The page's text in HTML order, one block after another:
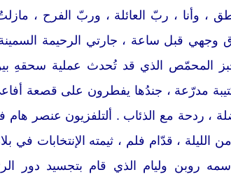
، وأنا ، ربّ العائلة ، وربّ الفرح ،
وجهي قبل ساعة ، جارتي الرحيمة
المحمّص الذي قد تُحدث عملية سحقهِ
مدرّعة ، جندُها يفطرون على قصعة
، ردحة مع الذئاب . ألتلفزيون عنصر
من الليلة ، قدّام فلم ، ثيمته الإنتخابات في
روبن وليام الذي قام بتجسيد دور